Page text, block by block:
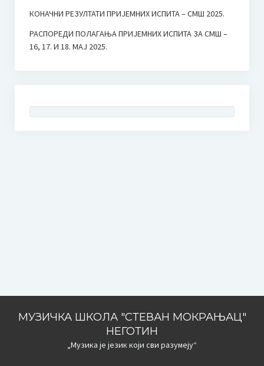
КОНАЧНИ РЕЗУЛТАТИ ПРИЈЕМНИХ ИСПИТА – СМШ 2025.
РАСПОРЕДИ ПОЛАГАЊА ПРИЈЕМНИХ ИСПИТА ЗА СМШ –
16, 17. И 18. МАЈ 2025.
МУЗИЧКА ШКОЛА "СТЕВАН МОКРАЊАЦ"
НЕГОТИН
„Музика је језик који сви разумеју“